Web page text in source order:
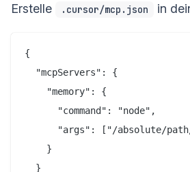
Erstelle .cursor/mcp.json in
{
  "mcpServers": {
    "memory": {
      "command": "node",
"args": ["/absolute/
    }
  }